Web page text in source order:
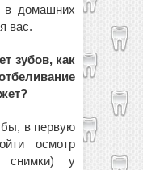
в домашних
вас.
зубов, как
в первую
осмотр
снимки) у